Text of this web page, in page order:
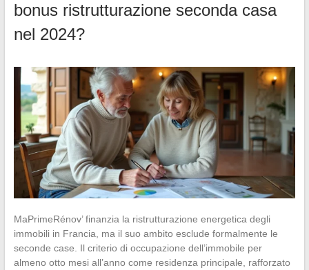
bonus ristrutturazione seconda casa
nel 2024?
MaPrimeRénov’ finanzia la ristrutturazione energetica degli
immobili in Francia, ma il suo ambito esclude formalmente le
seconde case. Il criterio di occupazione dell’immobile per
almeno otto mesi all’anno come residenza principale, rafforzato